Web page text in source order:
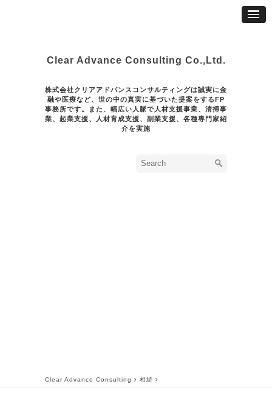
Clear Advance Consulting Co.,Ltd.
株式会社クリアアドバンスコンサルティングは誠実に金
融や医療など、世の中の真実に基づいた提案をするFP
事務所です。また、幅広い人脈で人材支援事業、清掃事
業、起業支援、人材育成支援、副業支援、各種専門家紹
介を実施
Clear Advance Consulting 相続